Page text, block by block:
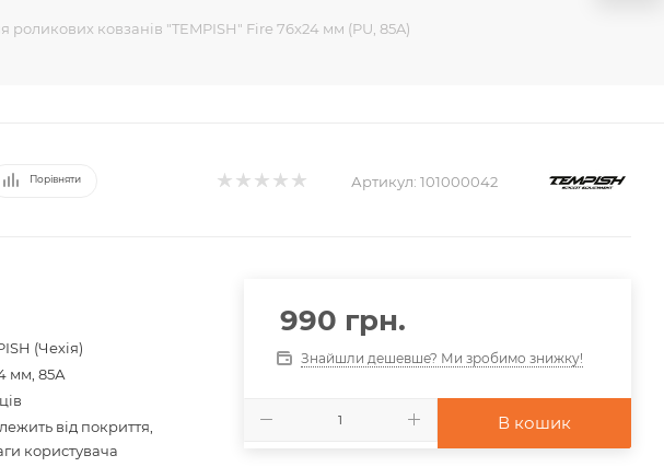
роликових ковзанів "TEMPISH" Fire 76x24 мм (PU, 85A)
Порівняти Артикул: 101000042
(Чехія)
мм, 85А
від покриття,
користувача
990 грн.
Знайшли дешевше? Ми зробимо знижку!
В кошик